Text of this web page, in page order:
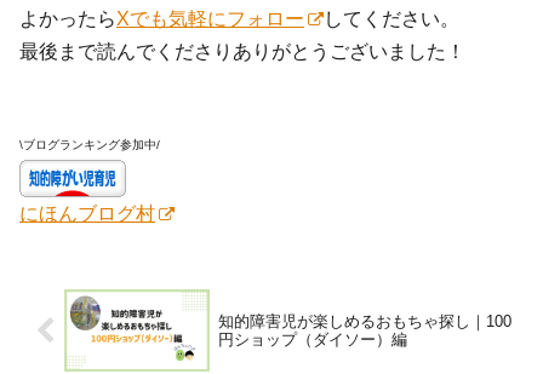
よかったらXでも気軽にフォロー
してください。
最後まで読んでくださりありがとうございました！
\ブログランキング参加中/
にほんブログ村
知的障害児が楽しめるおもちゃ探し｜100
円ショップ（ダイソー）編